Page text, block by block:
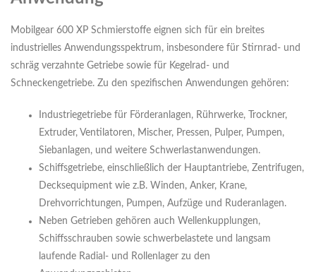
Mobilgear 600 XP Schmierstoffe eignen sich für ein breites
industrielles Anwendungsspektrum, insbesondere für Stirnrad- und
schräg verzahnte Getriebe sowie für Kegelrad- und
Schneckengetriebe. Zu den spezifischen Anwendungen gehören:
Industriegetriebe für Förderanlagen, Rührwerke, Trockner,
Extruder, Ventilatoren, Mischer, Pressen, Pulper, Pumpen,
Siebanlagen, und weitere Schwerlastanwendungen.
Schiffsgetriebe, einschließlich der Hauptantriebe, Zentrifugen,
Decksequipment wie z.B. Winden, Anker, Krane,
Drehvorrichtungen, Pumpen, Aufzüge und Ruderanlagen.
Neben Getrieben gehören auch Wellenkupplungen,
Schiffsschrauben sowie schwerbelastete und langsam
laufende Radial- und Rollenlager zu den